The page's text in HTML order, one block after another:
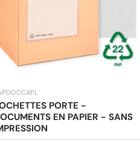
PORTE -
EN PAPIER - SANS